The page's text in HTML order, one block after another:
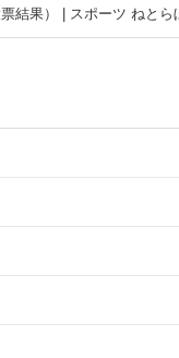
結果） | スポーツ ねとら